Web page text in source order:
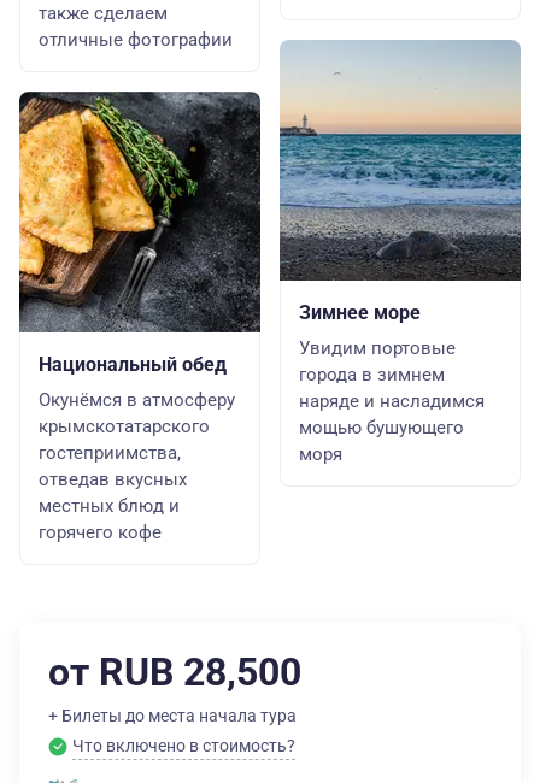
также сделаем
отличные фотографии
Национальный обед
Окунёмся в атмосферу
крымскотатарского
гостеприимства,
отведав вкусных
местных блюд и
горячего кофе
Зимнее море
Увидим портовые
города в зимнем
наряде и насладимся
мощью бушующего
моря
от RUB 28,500
+ Билеты до места начала тура
Что включено в стоимость?